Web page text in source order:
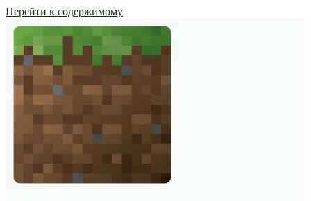
Перейти к содержимому